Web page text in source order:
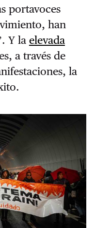
portavoces
han
Y la elevada
a través de
la